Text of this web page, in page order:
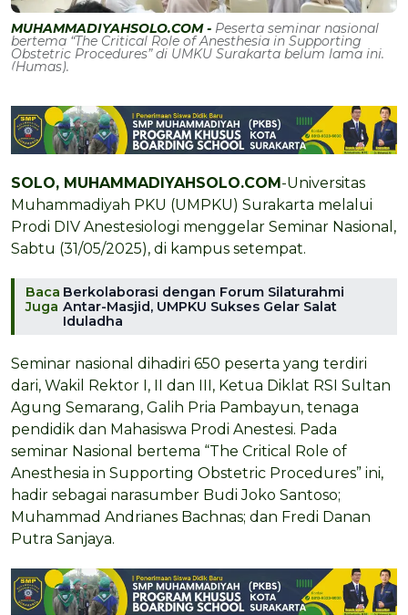
MUHAMMADIYAHSOLO.COM - Peserta seminar nasional
bertema “The Critical Role of Anesthesia in Supporting
Obstetric Procedures” di UMKU Surakarta belum lama ini.
(Humas).
SOLO, MUHAMMADIYAHSOLO.COM-Universitas
Muhammadiyah PKU (UMPKU) Surakarta melalui
Prodi DIV Anestesiologi menggelar Seminar Nasional,
Sabtu (31/05/2025), di kampus setempat.
Baca
Juga
Berkolaborasi dengan Forum Silaturahmi
Antar-Masjid, UMPKU Sukses Gelar Salat
Iduladha
Seminar nasional dihadiri 650 peserta yang terdiri
dari, Wakil Rektor I, II dan III, Ketua Diklat RSI Sultan
Agung Semarang, Galih Pria Pambayun, tenaga
pendidik dan Mahasiswa Prodi Anestesi. Pada
seminar Nasional bertema “The Critical Role of
Anesthesia in Supporting Obstetric Procedures” ini,
hadir sebagai narasumber Budi Joko Santoso;
Muhammad Andrianes Bachnas; dan Fredi Danan
Putra Sanjaya.